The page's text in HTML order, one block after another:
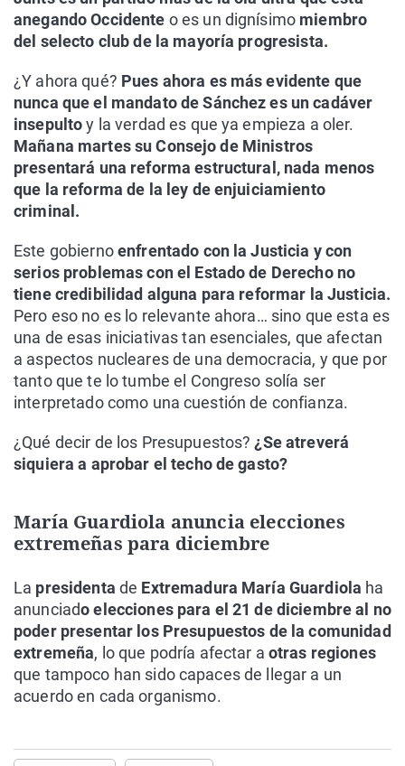
anegando Occidente o es un dignísimo miembro
del selecto club de la mayoría progresista.
¿Y ahora qué? Pues ahora es más evidente que
nunca que el mandato de Sánchez es un cadáver
insepultoy la verdad es que ya empieza a oler.
Mañana martes su Consejo de Ministros
presentará una reforma estructural, nada menos
que la reforma de la ley de enjuiciamiento
criminal.
Este gobiernoenfrentado con la Justicia y con
serios problemas con el Estado de Derecho no
tiene credibilidad alguna para reformar la Justicia.
Pero eso no es lo relevante ahora… sino que esta es
una de esas iniciativas tan esenciales, que afectan
a aspectos nucleares de una democracia, y que por
tanto que te lo tumbe el Congreso solía ser
interpretado como una cuestión de confianza.
¿Qué decir de los Presupuestos?¿Se atreverá
siquiera a aprobar el techo de gasto?
María Guardiola anuncia elecciones
extremeñas para diciembre
La presidenta de Extremadura María Guardiola ha
anunciado elecciones para el 21 de diciembre al no
poder presentar los Presupuestos de la comunidad
extremeña, lo que podría afectar a otras regiones
que tampoco han sido capaces de llegar a un
acuerdo en cada organismo.